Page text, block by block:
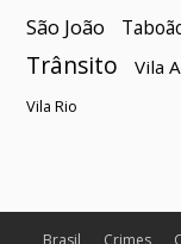
São João
Trânsito Vila
Vila Rio
Brasil Crimes